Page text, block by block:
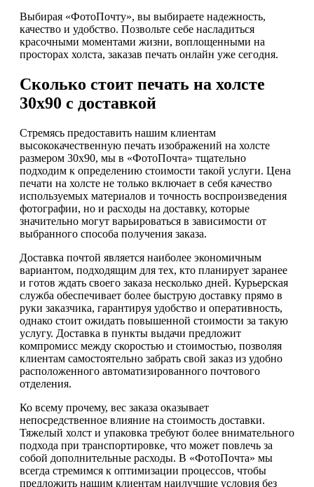
Выбирая «ФотоПочту», вы выбираете надежность,
качество и удобство. Позвольте себе насладиться
красочными моментами жизни, воплощенными на
просторах холста, заказав печать онлайн уже сегодня.
Сколько стоит печать на холсте
30х90 с доставкой
Стремясь предоставить нашим клиентам
высококачественную печать изображений на холсте
размером 30х90, мы в «ФотоПочта» тщательно
подходим к определению стоимости такой услуги. Цена
печати на холсте не только включает в себя качество
используемых материалов и точность воспроизведения
фотографии, но и расходы на доставку, которые
значительно могут варьироваться в зависимости от
выбранного способа получения заказа.
Доставка почтой является наиболее экономичным
вариантом, подходящим для тех, кто планирует заранее
и готов ждать своего заказа несколько дней. Курьерская
служба обеспечивает более быструю доставку прямо в
руки заказчика, гарантируя удобство и оперативность,
однако стоит ожидать повышенной стоимости за такую
услугу. Доставка в пункты выдачи предложит
компромисс между скоростью и стоимостью, позволяя
клиентам самостоятельно забрать свой заказ из удобно
расположенного автоматизированного почтового
отделения.
Ко всему прочему, вес заказа оказывает
непосредственное влияние на стоимость доставки.
Тяжелый холст и упаковка требуют более внимательного
подхода при транспортировке, что может повлечь за
собой дополнительные расходы. В «ФотоПочта» мы
всегда стремимся к оптимизации процессов, чтобы
предложить нашим клиентам наилучшие условия без